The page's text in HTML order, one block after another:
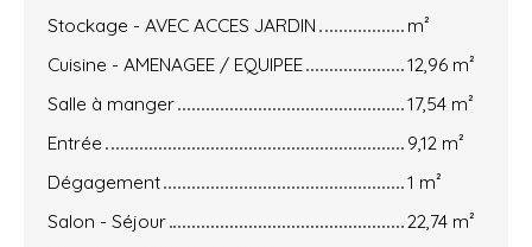
Stockage - AVEC ACCES JARDIN
m²
Cuisine - AMENAGEE / EQUIPEE
12,96 m²
Salle à manger
17,54 m²
Entrée
9,12 m²
Dégagement
1 m²
Salon - Séjour
22,74 m²